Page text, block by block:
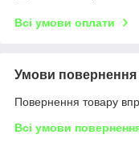
Всі умови оплати
Умови повернення
Повернення товару
Всі умови